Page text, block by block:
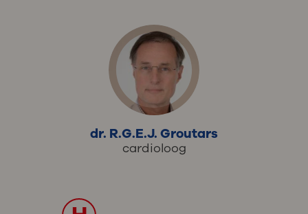
dr. R.G.E.J. Groutars
cardioloog